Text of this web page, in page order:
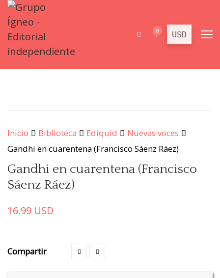
0
Inicio Biblioteca Ediquid
Nuevas voces
Gandhi en cuarentena (Francisco Sáenz Ráez)
Gandhi en cuarentena (Francisco
Sáenz Ráez)
16.99 USD
Compartir